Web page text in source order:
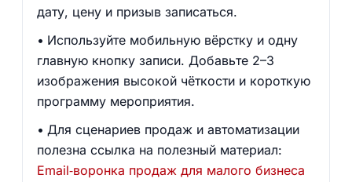
дату, цену и призыв записаться.
Используйте мобильную вёрстку и одну
главную кнопку записи. Добавьте 2–3
изображения высокой чёткости и короткую
программу мероприятия.
Для сценариев продаж и автоматизации
полезна ссылка на полезный материал:
Email‑воронка продаж для малого бизнеса